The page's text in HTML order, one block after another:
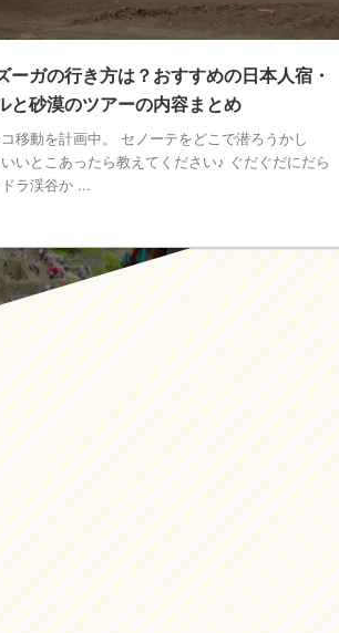
ーガの行き方は？おすすめの日本人宿・
と砂漠のツアーの内容まとめ
移動を計画中。 セノーテをどこで潜ろうかし
いとこあったら教えてください♪ ぐだぐだにだら
ラ渓谷か ...